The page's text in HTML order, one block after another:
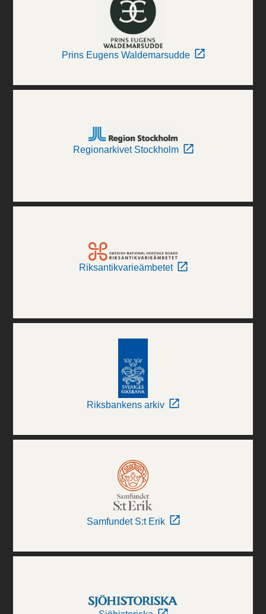
Prins Eugens Waldemarsudde
Regionarkivet Stockholm
Riksantikvarieämbetet
Riksbankens arkiv
Samfundet S:t Erik